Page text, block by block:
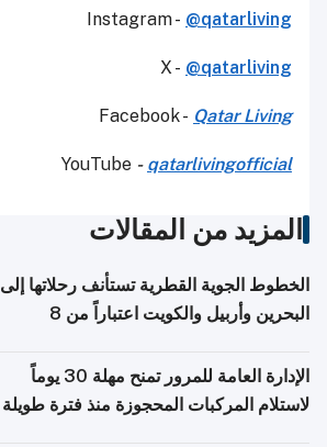
Instagram - @qatarliving
X - @qatarliving
Facebook - Qatar Living
YouTube - qatarlivingofficial
المزيد من المقالات
الخطوط الجوية القطرية تستأنف رحلاتها إلى
البحرين وأربيل والكويت اعتباراً من 8
الإدارة العامة للمرور تمنح مهلة 30 يوماً
لاستلام المركبات المحجوزة منذ فترة طويلة